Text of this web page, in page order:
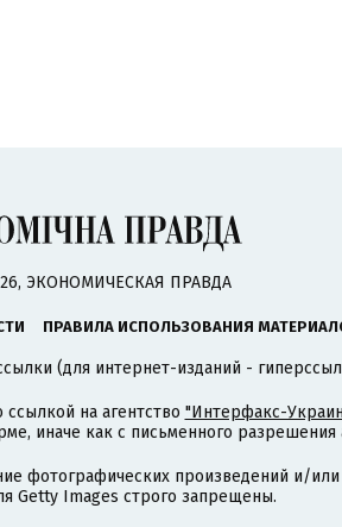
ЭКОНОМИЧЕСКАЯ ПРАВДА
ПРАВИЛА ИСПОЛЬЗОВАНИЯ
(для интернет-изданий -
на агентство "Интерфакс-
иначе как с письменного разрешения
фотографических произведений и/
Getty Images строго запрещены.